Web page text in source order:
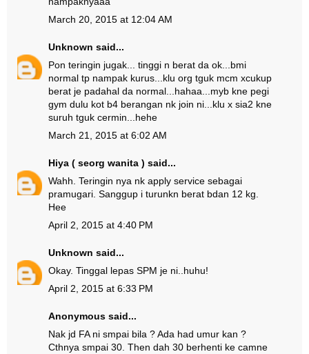
March 20, 2015 at 12:04 AM
Unknown said...
Pon teringin jugak... tinggi n berat da ok...bmi
normal tp nampak kurus...klu org tguk mcm xcukup
berat je padahal da normal...hahaa...myb kne pegi
gym dulu kot b4 berangan nk join ni...klu x sia2 kne
suruh tguk cermin...hehe
March 21, 2015 at 6:02 AM
Hiya ( seorg wanita ) said...
Wahh. Teringin nya nk apply service sebagai
pramugari. Sanggup i turunkn berat bdan 12 kg.
Hee
April 2, 2015 at 4:40 PM
Unknown said...
Okay. Tinggal lepas SPM je ni..huhu!
April 2, 2015 at 6:33 PM
Anonymous said...
Nak jd FA ni smpai bila ? Ada had umur kan ?
Cthnya smpai 30. Then dah 30 berhenti ke camne